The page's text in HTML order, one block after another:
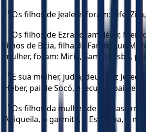
16 Os filhos de Jealelel foram: Zife,
17 Os filhos de Ezra foram: Jéter,
filhos de Bitia, filha de Faraó, que
mulher, foram: Miriã, Samai e Isbá,
18 E sua mulher, judia, deu à luz
Héber, pai de Socó, e Jecutiel, pai de
19 Os filhos da mulher de Hodias, irmã
Abiqueila, o garmita, e Estemoa, o